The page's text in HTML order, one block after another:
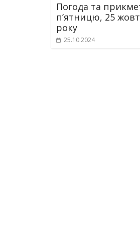
Погода та
пʼятницю, 25
року
25.10.2024